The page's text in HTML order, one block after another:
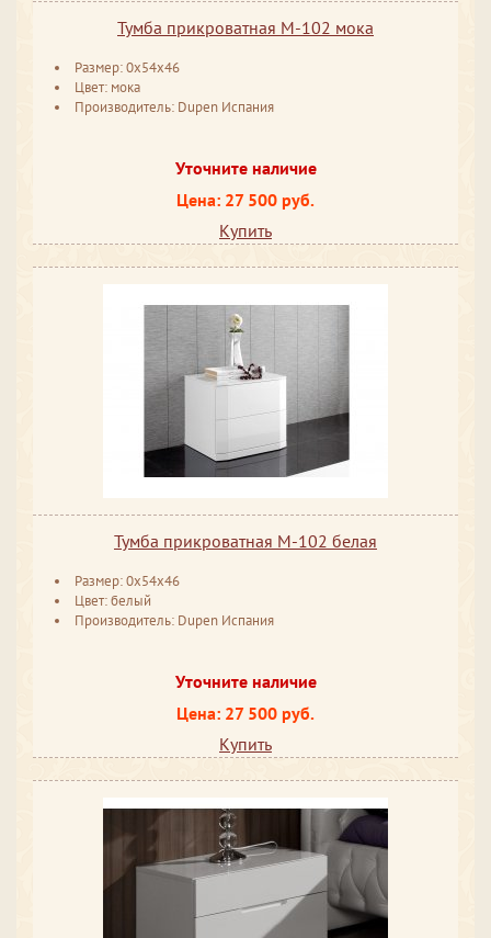
Тумба прикроватная М-102 мока
Размер: 0x54x46
Цвет: мока
Производитель: Dupen Испания
Уточните наличие
Цена: 27 500 руб.
Купить
Тумба прикроватная М-102 белая
Размер: 0x54x46
Цвет: белый
Производитель: Dupen Испания
Уточните наличие
Цена: 27 500 руб.
Купить